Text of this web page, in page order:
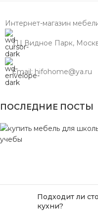
Интернет-магазин
ТЦ Видное Парк,
Email: hifohome@ya.ru
ПОСЛЕДНИЕ ПОСТЫ
Подходит ли
кухни?